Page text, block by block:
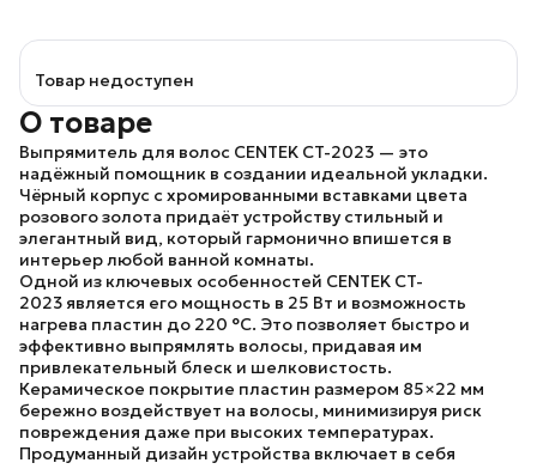
Товар недоступен
О товаре
Выпрямитель для волос CENTEK CT-2023 — это
надёжный помощник в создании идеальной укладки.
Чёрный корпус с хромированными вставками цвета
розового золота придаёт устройству стильный и
элегантный вид, который гармонично впишется в
интерьер любой ванной комнаты.
Одной из ключевых особенностей CENTEK CT-
2023 является его мощность в 25 Вт и возможность
нагрева пластин до 220 °C. Это позволяет быстро и
эффективно выпрямлять волосы, придавая им
привлекательный блеск и шелковистость.
Керамическое покрытие пластин размером 85×22 мм
бережно воздействует на волосы, минимизируя риск
повреждения даже при высоких температурах.
Продуманный дизайн устройства включает в себя